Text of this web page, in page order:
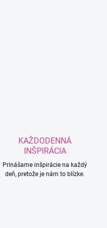
KAŽDODENNÁ
INŠPIRÁCIA
Prinášame inšpirácie na každý
deň, pretože je nám to blízke.